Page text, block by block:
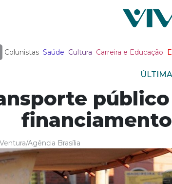
Colunistas Saúde Cultura Carreira e Educação
Agência Brasília